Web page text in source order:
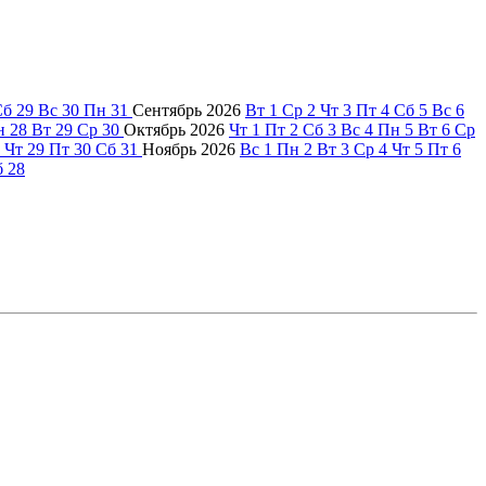
29 Вс 30 Пн 31 Сентябрь 2026 Вт 1 Ср 2 Чт 3 Пт 4 Сб 5 Вс 6
28 Вт 29 Ср 30 Октябрь 2026 Чт 1 Пт 2 Сб 3 Вс 4 Пн 5 Вт 6 Ср
Чт 29 Пт 30 Сб 31 Ноябрь 2026 Вс 1 Пн 2 Вт 3 Ср 4 Чт 5 Пт 6
28